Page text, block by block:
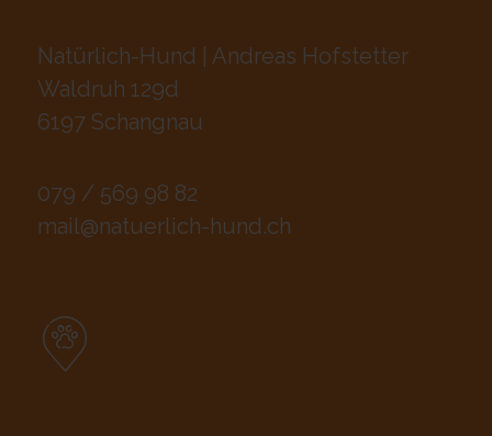
Natürlich-Hund | Andreas Hofstetter
Waldruh 129d
6197 Schangnau
079 / 569 98 82
mail@natuerlich-hund.ch